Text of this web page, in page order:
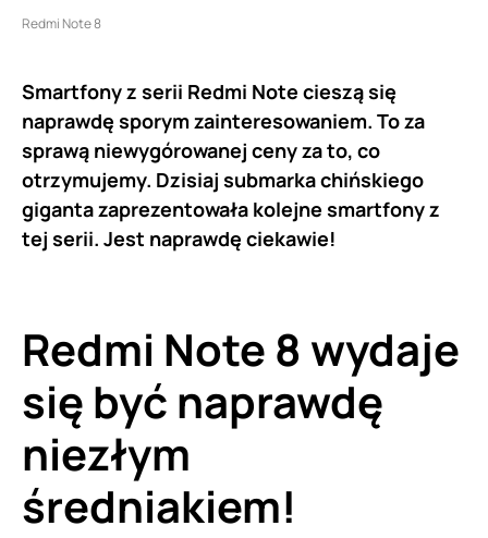
Redmi Note 8
Smartfony z serii Redmi Note cieszą się
naprawdę sporym zainteresowaniem. To za
sprawą niewygórowanej ceny za to, co
otrzymujemy. Dzisiaj submarka chińskiego
giganta zaprezentowała kolejne smartfony z
tej serii. Jest naprawdę ciekawie!
Redmi Note 8 wydaje
się być naprawdę
niezłym
średniakiem!